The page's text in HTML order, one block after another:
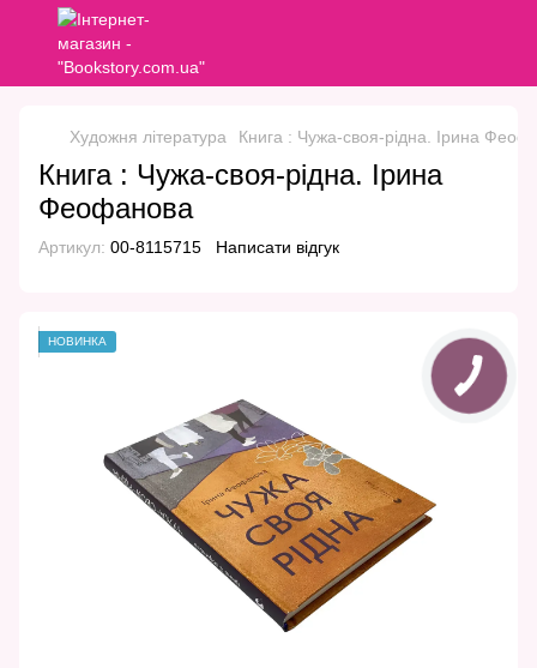
Художня література Книга : Чужа-своя-рідна. Ірина
Книга : Чужа-своя-рідна. Ірина
Феофанова
Артикул: 00-8115715 Написати відгук
НОВИНКА